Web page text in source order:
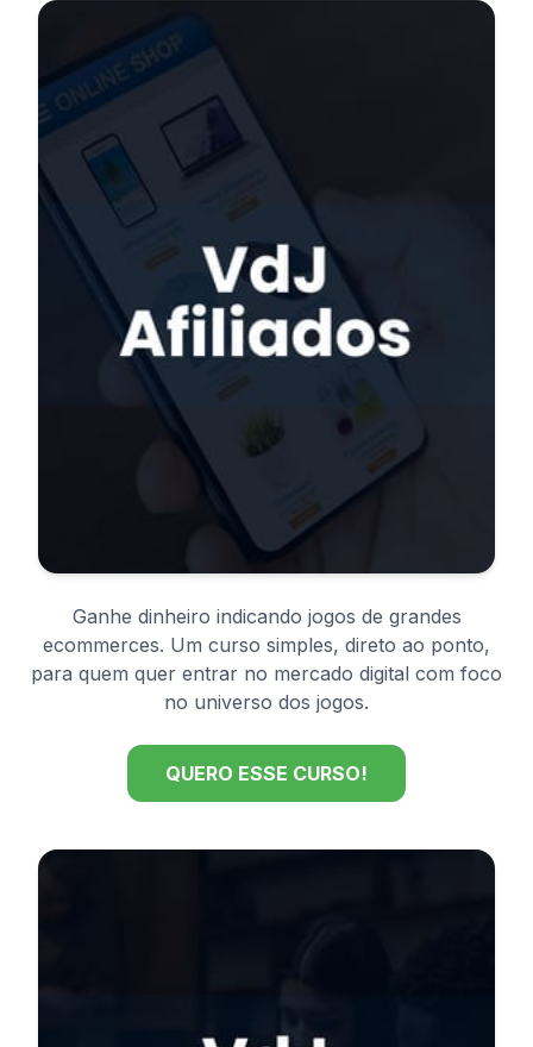
Ganhe dinheiro indicando jogos de grandes
ecommerces. Um curso simples, direto ao ponto,
para quem quer entrar no mercado digital com foco
no universo dos jogos.
QUERO ESSE CURSO!